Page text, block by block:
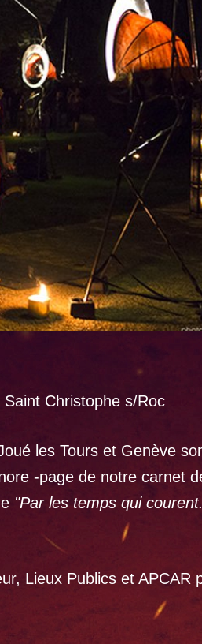
Christophe s/Roc
les Tours et Genève
-page de notre carnet
"Par les temps qui
Lieux Publics et APCAR